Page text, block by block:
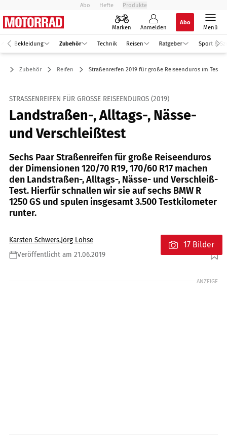
Abo Hefte Produkte
Marken Anmelden
Abo
Menü
Bekleidung Zubehör Technik Reisen Ratgeber Sport &
Zubehör Reifen Straßenreifen 2019 für große Reiseenduros im Test
STRASSENREIFEN FÜR GROSSE REISEENDUROS (2019)
Landstraßen-, Alltags-, Nässe-
und Verschleißtest
Sechs Paar Straßenreifen für große Reiseenduros
der Dimensionen 120/70 R19, 170/60 R17 machen
den Landstraßen-, Alltags-, Nässe- und Verschleiß-
Test. Hierfür schnallen wir sie auf sechs BMW R
1250 GS und spulen insgesamt 3.500 Testkilometer
runter.
Karsten Schwers,Jörg Lohse
Veröffentlicht am 21.06.2019
Foto: Markus Jahn
17 Bilder
ANZEIGE